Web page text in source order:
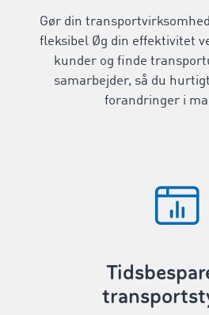
Gør din
fleksibel Øg din effektivitet
kunder og finde
samarbejder, så du
forandringer i